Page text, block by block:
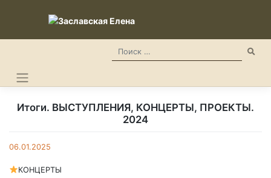
Итоги. ВЫСТУПЛЕНИЯ, КОНЦЕРТЫ, ПРОЕКТЫ.
2024
06.01.2025
КОНЦЕРТЫ